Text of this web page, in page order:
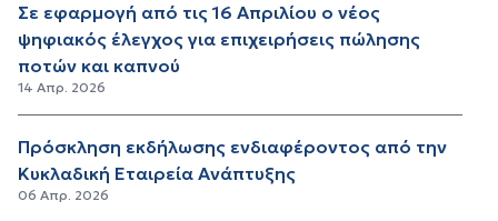
Σε εφαρμογή από τις 16 Απριλίου ο νέος
ψηφιακός έλεγχος για επιχειρήσεις πώλησης
ποτών και καπνού
14 Απρ. 2026
Πρόσκληση εκδήλωσης ενδιαφέροντος από την
Κυκλαδική Εταιρεία Ανάπτυξης
06 Απρ. 2026